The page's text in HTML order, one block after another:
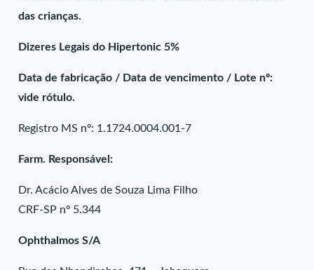
das crianças.
Dizeres Legais do Hipertonic 5%
Data de fabricação / Data de vencimento / Lote nº:
vide rótulo.
Registro MS nº: 1.1724.0004.001-7
Farm. Responsável:
Dr. Acácio Alves de Souza Lima Filho
CRF-SP nº 5.344
Ophthalmos S/A